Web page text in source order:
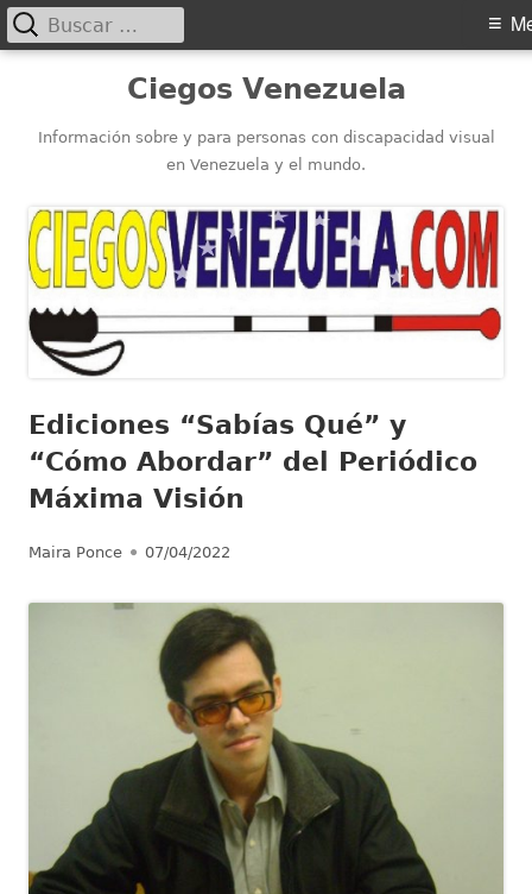
contenido
Ciegos Venezuela
Información sobre y para personas con discapacidad visual
en Venezuela y el mundo.
Menú
principal
Buscar:
Ediciones “Sabías Qué” y
“Cómo Abordar” del Periódico
Máxima Visión
Autor
Maira Ponce Publicado
07/04/2022